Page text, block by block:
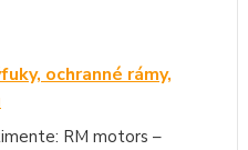
ochranné rámy,
RM motors –